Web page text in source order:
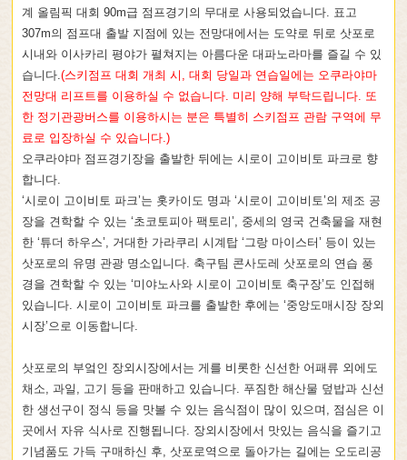
계 올림픽 대회 90m급 점프경기의 무대로 사용되었습니다. 표고
307m의 점프대 출발 지점에 있는 전망대에서는 도약로 뒤로 삿포로
시내와 이사카리 평야가 펼쳐지는 아름다운 대파노라마를 즐길 수 있
습니다.(스키점프 대회 개최 시, 대회 당일과 연습일에는 오쿠라야마
전망대 리프트를 이용하실 수 없습니다. 미리 양해 부탁드립니다. 또
한 정기관광버스를 이용하시는 분은 특별히 스키점프 관람 구역에 무
료로 입장하실 수 있습니다.)
오쿠라야마 점프경기장을 출발한 뒤에는 시로이 고이비토 파크로 향
합니다.
‘시로이 고이비토 파크’는 홋카이도 명과 ‘시로이 고이비토’의 제조 공
장을 견학할 수 있는 ‘초코토피아 팩토리’, 중세의 영국 건축물을 재현
한 ‘튜더 하우스’, 거대한 가라쿠리 시계탑 ‘그랑 마이스터’ 등이 있는
삿포로의 유명 관광 명소입니다. 축구팀 콘사도레 삿포로의 연습 풍
경을 견학할 수 있는 ‘미야노사와 시로이 고이비토 축구장’도 인접해
있습니다. 시로이 고이비토 파크를 출발한 후에는 ‘중앙도매시장 장외
시장’으로 이동합니다.
삿포로의 부엌인 장외시장에서는 게를 비롯한 신선한 어패류 외에도
채소, 과일, 고기 등을 판매하고 있습니다. 푸짐한 해산물 덮밥과 신선
한 생선구이 정식 등을 맛볼 수 있는 음식점이 많이 있으며, 점심은 이
곳에서 자유 식사로 진행됩니다. 장외시장에서 맛있는 음식을 즐기고
기념품도 가득 구매하신 후, 삿포로역으로 돌아가는 길에는 오도리공